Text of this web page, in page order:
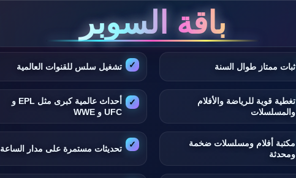
باقة السوبر
ثبات ممتاز طوال السنة تشغيل سلس للقنوات العالمية
تغطية قوية للرياضة والأفلام
والمسلسلات
أحداث عالمية كبرى مثل EPL و
UFC و WWE
مكتبة أفلام ومسلسلات ضخمة
ومحدثة
تحديثات مستمرة على مدار الساعة